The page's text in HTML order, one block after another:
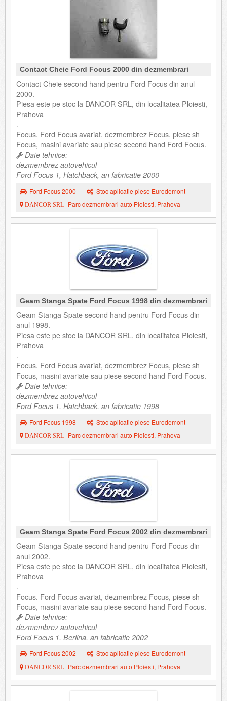
Contact Cheie Ford Focus 2000 din dezmembrari
Contact Cheie second hand pentru Ford Focus din anul
2000.
Piesa este pe stoc la DANCOR SRL, din localitatea Ploiesti,
Prahova
.
Focus. Ford Focus avariat, dezmembrez Focus, piese sh
Focus, masini avariate sau piese second hand Ford Focus.
Date tehnice:
dezmembrez autovehicul
Ford Focus 1, Hatchback, an fabricatie 2000
Ford Focus 2000 Stoc aplicatie piese Eurodemont
DANCOR SRL Parc dezmembrari auto Ploiesti, Prahova
Geam Stanga Spate Ford Focus 1998 din dezmembrari
Geam Stanga Spate second hand pentru Ford Focus din
anul 1998.
Piesa este pe stoc la DANCOR SRL, din localitatea Ploiesti,
Prahova
.
Focus. Ford Focus avariat, dezmembrez Focus, piese sh
Focus, masini avariate sau piese second hand Ford Focus.
Date tehnice:
dezmembrez autovehicul
Ford Focus 1, Hatchback, an fabricatie 1998
Ford Focus 1998 Stoc aplicatie piese Eurodemont
DANCOR SRL Parc dezmembrari auto Ploiesti, Prahova
Geam Stanga Spate Ford Focus 2002 din dezmembrari
Geam Stanga Spate second hand pentru Ford Focus din
anul 2002.
Piesa este pe stoc la DANCOR SRL, din localitatea Ploiesti,
Prahova
.
Focus. Ford Focus avariat, dezmembrez Focus, piese sh
Focus, masini avariate sau piese second hand Ford Focus.
Date tehnice:
dezmembrez autovehicul
Ford Focus 1, Berlina, an fabricatie 2002
Ford Focus 2002 Stoc aplicatie piese Eurodemont
DANCOR SRL Parc dezmembrari auto Ploiesti, Prahova